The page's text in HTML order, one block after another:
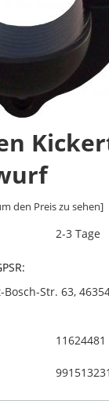
den Preis zu sehen]
2-3 Tage
Str. 63,
11624481